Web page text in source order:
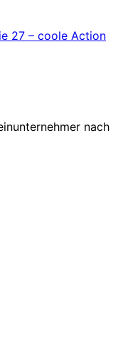
27 – coole Action
nach